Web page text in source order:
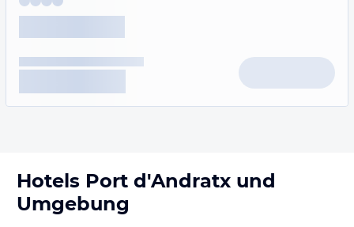
Hotels Port d'Andratx und
Umgebung